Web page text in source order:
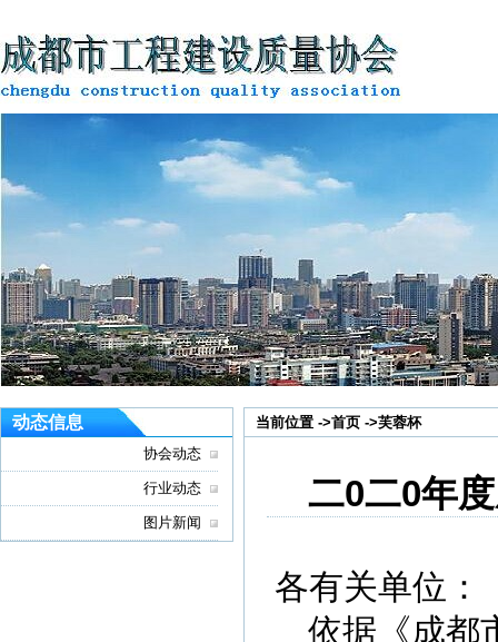
动态信息
协会动态
行业动态
图片新闻
当前位置 ->首页 ->芙蓉杯
二0二0年
各有关单位：
依据《成都